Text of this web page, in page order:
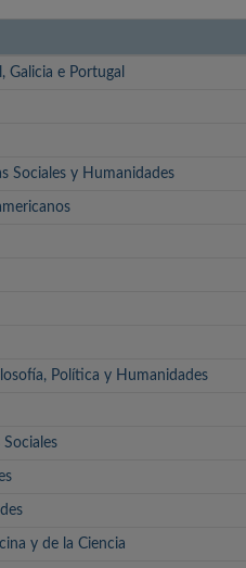
e Portugal
Sociales y Humanidades
Política y Humanidades
y de la Ciencia